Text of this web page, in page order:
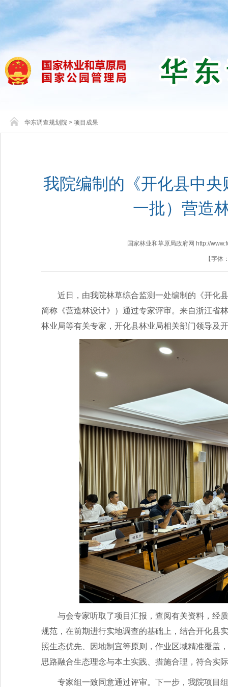
华东调查规划院 > 项目成果
我院编制的《开化县中
一批）营造
国家林业和草原局政府网 http://
【字体
近日，由我院林草综合监测一处编制的《开化
简称《营造林设计》）通过专家评审。来自浙江省
林业局等有关专家，开化县林业局相关部门领导及
与会专家听取了项目汇报，查阅有关资料，经
规范，在前期进行实地调查的基础上，结合开化县
照生态优先、因地制宜等原则，作业区域精准覆盖
思路融合生态理念与本土实践、措施合理，符合实
专家组一致同意通过评审。下一步，我院项目